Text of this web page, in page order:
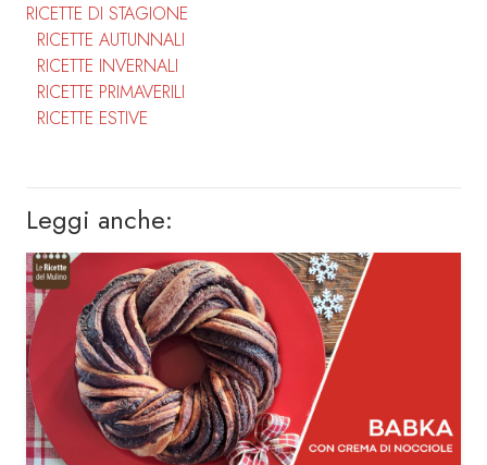
RICETTE DI STAGIONE
RICETTE AUTUNNALI
RICETTE INVERNALI
RICETTE PRIMAVERILI
RICETTE ESTIVE
Leggi anche: